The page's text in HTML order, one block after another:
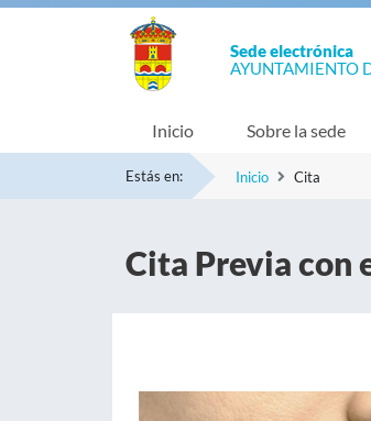
Sede electrónica
AYUNTAMIENTO
Inicio Sobre la sede
Estás en: Inicio Cita
Cita Previa con